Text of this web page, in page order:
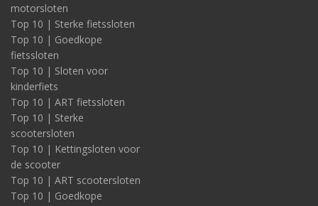
motorsloten
Top 10 | Sterke fietssloten
Top 10 | Goedkope
fietssloten
Top 10 | Sloten voor
kinderfiets
Top 10 | ART fietssloten
Top 10 | Sterke
scootersloten
Top 10 | Kettingsloten voor
de scooter
Top 10 | ART scootersloten
Top 10 | Goedkope